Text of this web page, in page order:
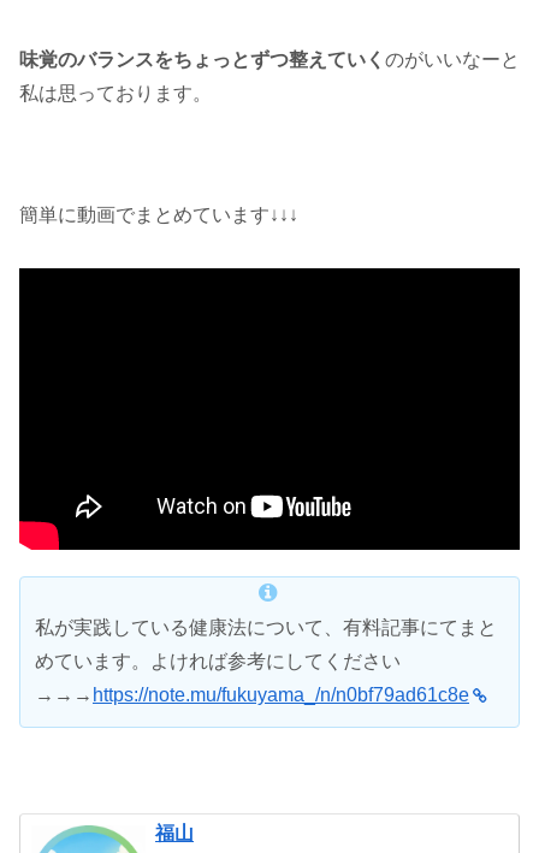
味覚のバランスをちょっとずつ整えていく のがいいなーと
私は思っております。
簡単に動画でまとめています↓↓↓
私が実践している健康法について、有料記事にてまと
めています。よければ参考にしてください
→→→ https://note.mu/fukuyama_/n/n0bf79ad61c8e
福山